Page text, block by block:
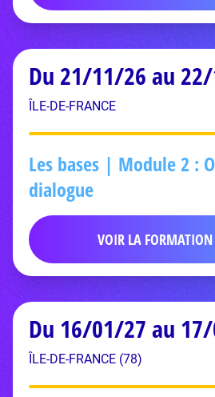
Du 21/11/26 au
ÎLE-DE-FRANCE
Les bases | Module 2 :
dialogue
VOIR LA FORMATION
Du 16/01/27 au
ÎLE-DE-FRANCE (78)